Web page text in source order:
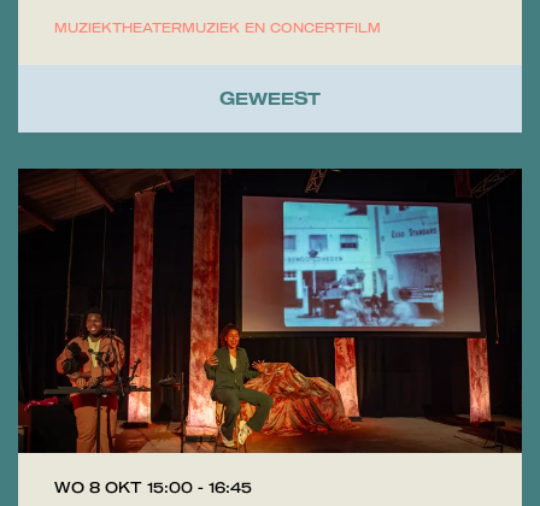
MUZIEKTHEATERMUZIEK EN CONCERTFILM
GEWEEST
WO 8 OKT 15:00 - 16:45